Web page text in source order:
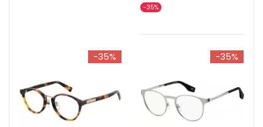
-35%
-35% -35%